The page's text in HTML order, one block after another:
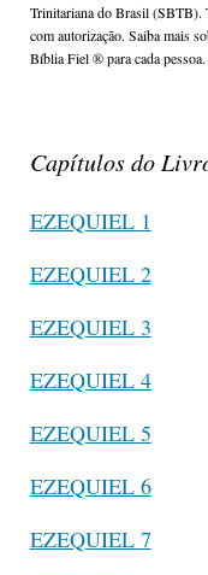
Trinitariana do Brasil (SBTB).
com autorização. Saiba mais
Bíblia Fiel ®️ para cada
Capítulos do
EZEQUIEL 1
EZEQUIEL 2
EZEQUIEL 3
EZEQUIEL 4
EZEQUIEL 5
EZEQUIEL 6
EZEQUIEL 7